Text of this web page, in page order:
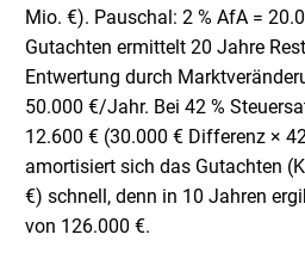
Mio. €). Pauschal: 2 % AfA =
Gutachten ermittelt 20 Jahre
Entwertung durch
50.000 €/Jahr. Bei 42 %
12.600 € (30.000 € Differenz ×
amortisiert sich das Gutachten
€) schnell, denn in 10 Jahren
von 126.000 €.